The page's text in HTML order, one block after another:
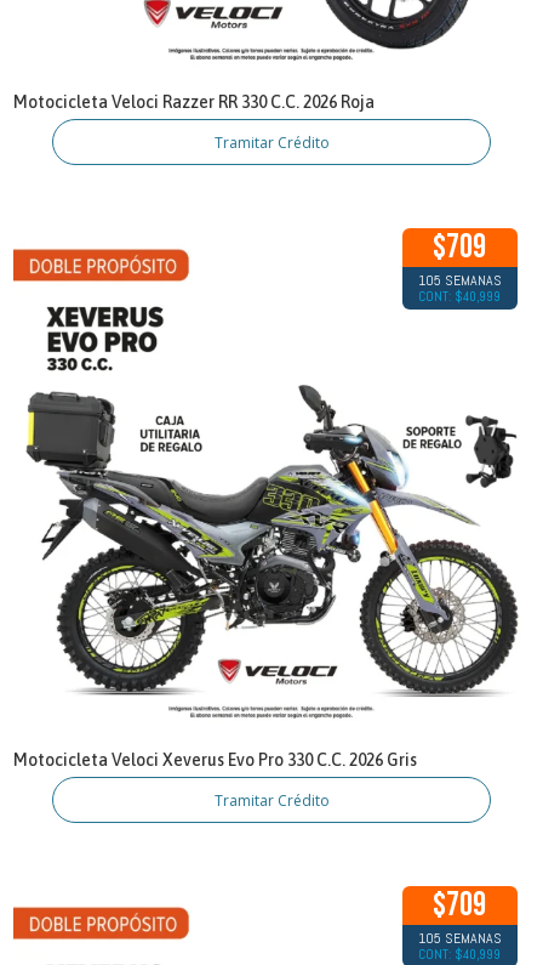
Motocicleta Veloci Razzer RR 330 C.C. 2026 Roja
Tramitar Crédito
$709
105 SEMANAS
CONT: $40,999
Motocicleta Veloci Xeverus Evo Pro 330 C.C. 2026 Gris
Tramitar Crédito
$709
105 SEMANAS
CONT: $40,999